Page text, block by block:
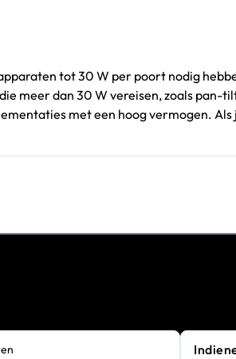
tot 30 W per poort nodig
meer dan 30 W vereisen, zoals
met een hoog vermogen.